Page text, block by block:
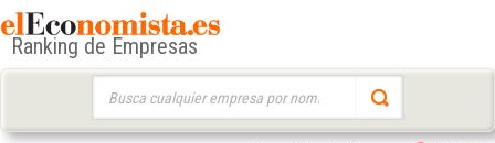
Ranking de Empresas